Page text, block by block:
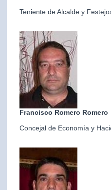
Teniente de Alcalde y
Francisco Romero Romero
Concejal de Economía y